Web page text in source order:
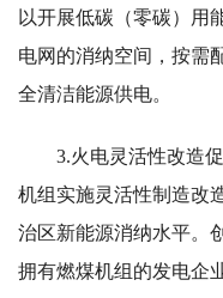
以开展低碳（零碳）用
电网的消纳空间，按需
全清洁能源供电。
3.火电灵活性改造
机组实施灵活性制造改
治区新能源消纳水平。
拥有燃煤机组的发电企